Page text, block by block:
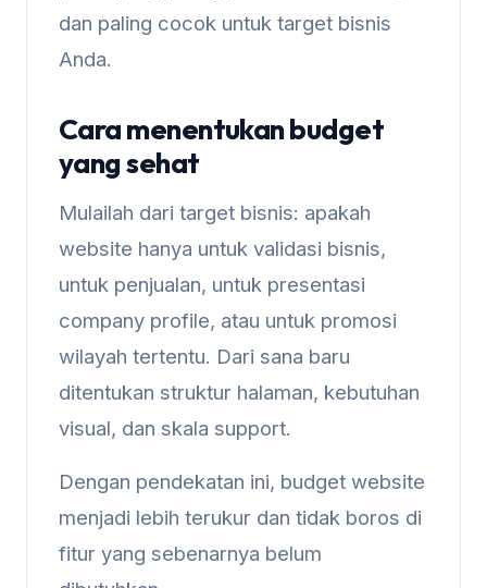
dan paling cocok untuk target bisnis
Anda.
Cara menentukan budget
yang sehat
Mulailah dari target bisnis: apakah
website hanya untuk validasi bisnis,
untuk penjualan, untuk presentasi
company profile, atau untuk promosi
wilayah tertentu. Dari sana baru
ditentukan struktur halaman, kebutuhan
visual, dan skala support.
Dengan pendekatan ini, budget website
menjadi lebih terukur dan tidak boros di
fitur yang sebenarnya belum